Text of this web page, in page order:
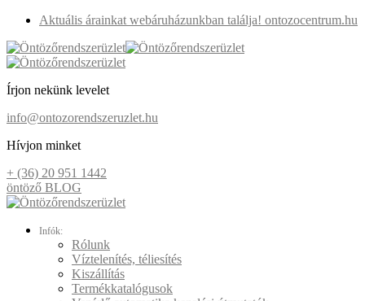
Aktuális árainkat webáruházunkban találja! ontozocentrum.hu
Írjon nekünk levelet
info@ontozorendszeruzlet.hu
Hívjon minket
+ (36) 20 951 1442
öntöző BLOG
Infók:
Rólunk
Víztelenítés, téliesítés
Kiszállítás
Termékkatalógusok